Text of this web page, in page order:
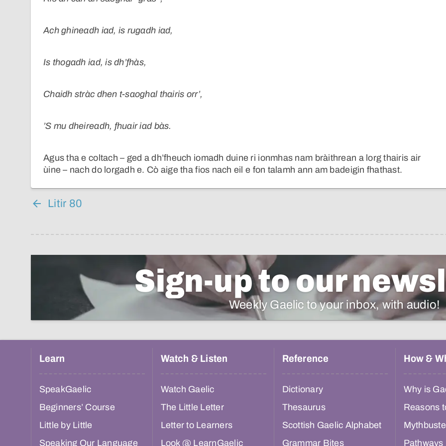
Ach ghineadh iad, is rugadh iad,
Is thogadh iad, is dh’fhàs,
Chaidh stràc dhen t-saoghal thairis orr’,
’S mu dheireadh, fhuair iad bàs.
Agus tha e coltach – ged a dh’fheuch iomadh duine ri ionmhas nam bràithrean a lorg thairis air
ùine – nach do lorgadh e. Cò aige tha fios nach eil e fon talamh ann am badeigin fhathast.
Litir 80
Sign-up to our
Weekly Gaelic to your inbox, with audio!
Learn
SpeakGaelic
Beginners’ Course
Little by Little
Speaking Our Language
Watch & Listen
Watch Gaelic
The Little Letter
Letter to Learners
Look @ LearnGaelic
Reference
Dictionary
Thesaurus
Scottish Gaelic Alphabet
Grammar Bites
How &
Why is
Reasons
Pathways